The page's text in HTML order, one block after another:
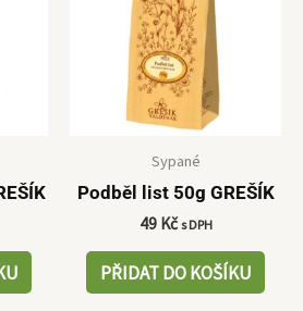
Sypané
Podběl list 50g GREŠÍK
49 Kč s DPH
PŘIDAT DO KOŠÍKU